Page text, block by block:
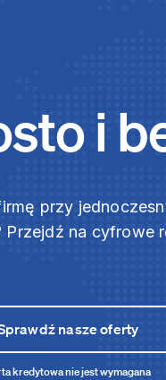
i
przy
Przejdź na cyfrowe
nasze oferty
kredytowa nie jest wymagana